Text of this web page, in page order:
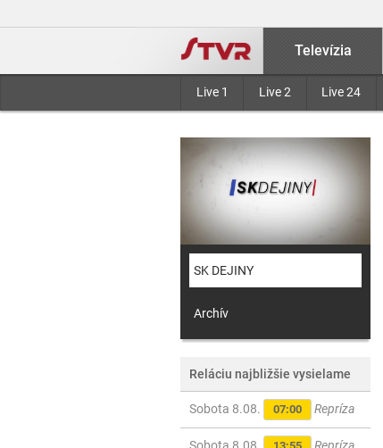
Televízia
Live 1 Live 2 Live 24
SK DEJINY
Archív
Reláciu najbližšie vysielame
Sobota 8.08. 07:00 Repríza
Sobota 8.08. Repríza